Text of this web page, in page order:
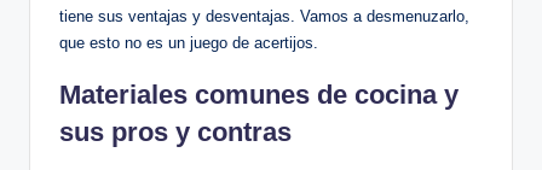
tiene ⁣sus ventajas​ y desventajas. Vamos a desmenuzarlo,
que esto no ⁢es​ un juego de acertijos.
Materiales‌ comunes de cocina y
sus pros y contras